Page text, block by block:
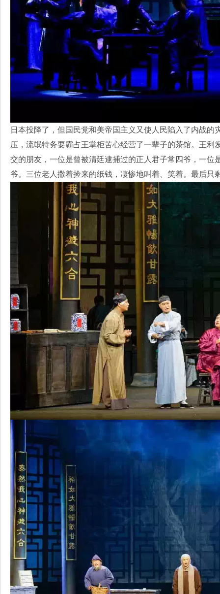
日本投降了，但国民党和美帝国主义又使人民陷入了内战的
压，流氓特务要霸占王掌柜苦心经营了一辈子的茶馆。王利
交的朋友，一位是曾被清廷逮捕过的正人君子常四爷，一位
爷。三位老人撒着捡来的纸钱，凄惨地叫着、笑着。最后